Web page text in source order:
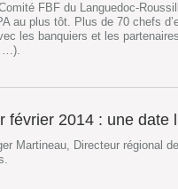
FBF du Languedoc-
au plus tôt. Plus de 70 chefs
les banquiers et les
…).
février 2014 : une date
Martineau, Directeur régional